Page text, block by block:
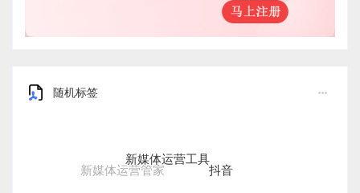
随机标签
新媒体运营管家
新媒体运营工具
抖音